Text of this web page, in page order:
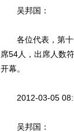
吴邦国：
各位代表，第十
席54人，出席人数
开幕。
2012-03-05
吴邦国：